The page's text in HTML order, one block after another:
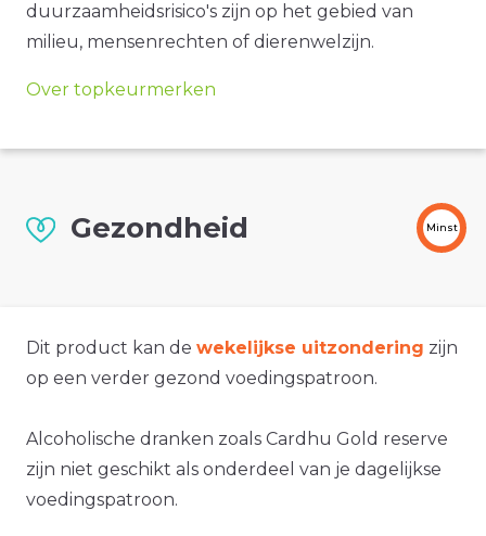
duurzaamheidsrisico's zijn op het gebied van
milieu, mensenrechten of dierenwelzijn.
Over topkeurmerken
Gezondheid Minst
Dit product kan de wekelijkse uitzondering zijn
op een verder gezond voedingspatroon.
Alcoholische dranken zoals Cardhu Gold reserve
zijn niet geschikt als onderdeel van je dagelijkse
voedingspatroon.